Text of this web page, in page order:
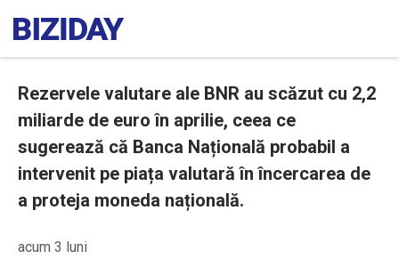
Rezervele valutare ale BNR au scăzut cu 2,2
miliarde de euro în aprilie, ceea ce
sugerează că Banca Națională probabil a
intervenit pe piața valutară în încercarea de
a proteja moneda națională.
acum 3 luni